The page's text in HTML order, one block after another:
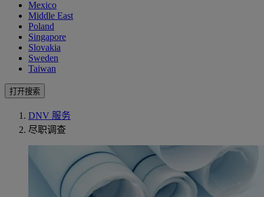
Mexico
Middle East
Poland
Singapore
Slovakia
Sweden
Taiwan
打开搜索
DNV 服务
尽职调查